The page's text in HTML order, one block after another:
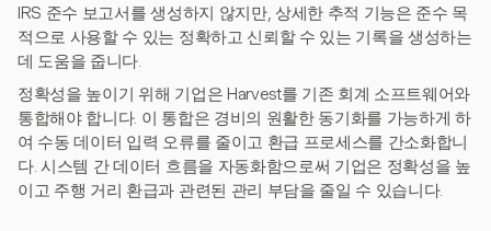
IRS 준수 보고서를 생성하지 않지만, 상세한 추적 기능은 준수 목
적으로 사용할 수 있는 정확하고 신뢰할 수 있는 기록을 생성하는
데 도움을 줍니다.
정확성을 높이기 위해 기업은 Harvest를 기존 회계 소프트웨어와
통합해야 합니다. 이 통합은 경비의 원활한 동기화를 가능하게 하
여 수동 데이터 입력 오류를 줄이고 환급 프로세스를 간소화합니
다. 시스템 간 데이터 흐름을 자동화함으로써 기업은 정확성을 높
이고 주행 거리 환급과 관련된 관리 부담을 줄일 수 있습니다.